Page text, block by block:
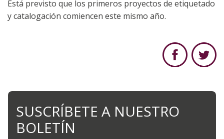
Está previsto que los primeros proyectos de etiquetado
y catalogación comiencen este mismo año.
SUSCRÍBETE A NUESTRO
BOLETÍN